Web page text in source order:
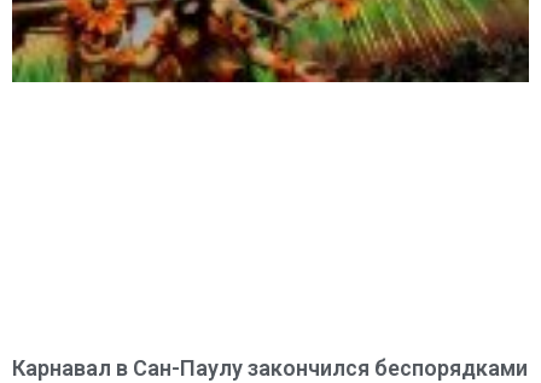
Карнавал в Сан-Паулу закончился беспорядками